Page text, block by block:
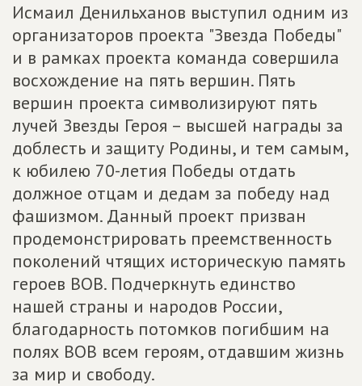
Исмаил Денильханов выступил одним из
организаторов проекта "Звезда Победы"
и в рамках проекта команда совершила
восхождение на пять вершин. Пять
вершин проекта символизируют пять
лучей Звезды Героя – высшей награды за
доблесть и защиту Родины, и тем самым,
к юбилею 70-летия Победы отдать
должное отцам и дедам за победу над
фашизмом. Данный проект призван
продемонстрировать преемственность
поколений чтящих историческую память
героев ВОВ. Подчеркнуть единство
нашей страны и народов России,
благодарность потомков погибшим на
полях ВОВ всем героям, отдавшим жизнь
за мир и свободу.